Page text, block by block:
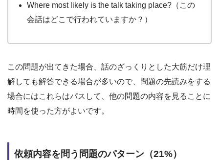
Where most likely is the talk taking place?（この
会話はどこで行われていますか？）
この問題が出てきた場合、話のざっくりとした大筋だけ理
解しても解答できる場合が多いので、問題の先読みをする
場合にはこれらはパスして、他の問題の内容を見ることに
時間を使った方がよいです。
依頼内容を問う問題のパターン（21%）